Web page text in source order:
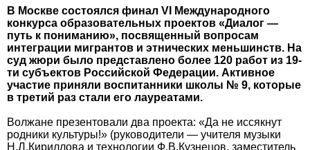
В Москве состоялся финал VI Международного
конкурса образовательных проектов «Диалог —
путь к пониманию», посвященный вопросам
интеграции мигрантов и этнических меньшинств. На
суд жюри было представлено более 120 работ из 19-
ти субъектов Российской Федерации. Активное
участие приняли воспитанники школы № 9, которые
в третий раз стали его лауреатами.
Волжане презентовали два проекта: «Да не иссякнут
родники культуры!» (руководители — учителя музыки
Н.Л.Кириллова и технологии Ф.В.Кузнецов, заместитель